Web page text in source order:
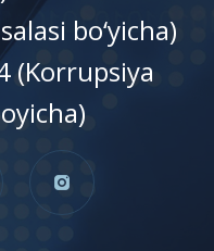
bo‘yicha)
(Korrupsiya